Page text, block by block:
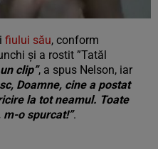
fiului său, conform
și a rostit ”Tatăl
clip”, a spus Nelson, iar
Doamne, cine a postat
la tot neamul. Toate
o spurcat!”.